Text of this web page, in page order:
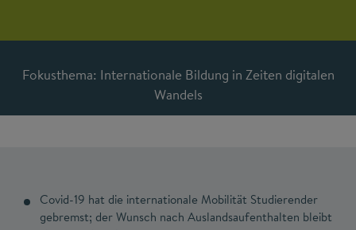
Fokusthema: Internationale Bildung in Zeiten digitalen
Wandels
Covid-19 hat die internationale Mobilität Studierender
gebremst; der Wunsch nach Auslandsaufenthalten bleibt